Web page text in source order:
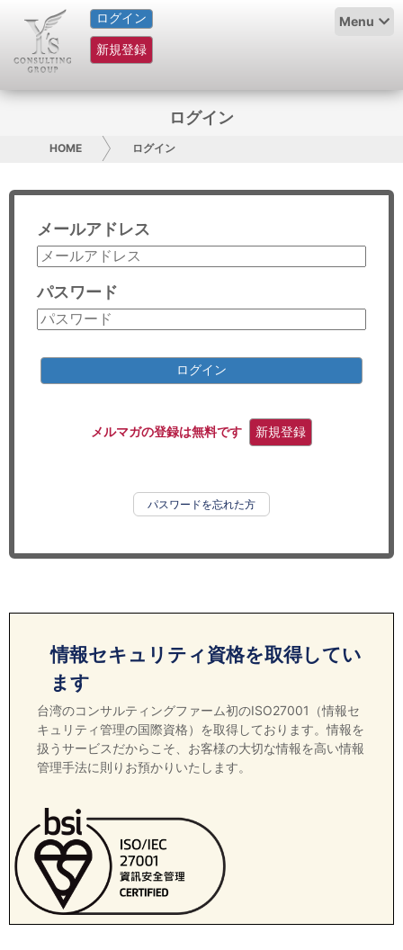
ログイン
新規登録
Menu
HOME
サービス紹介
グループ概要
採用情報
お問い合わせ
コンサルティング
リサーチ
ログイン
HOME ログイン
メールアドレス
パスワード
ログイン
メルマガの登録は無料です 新規登録
パスワードを忘れた方
情報セキュリティ資格を取得してい
ます
台湾のコンサルティングファーム初のISO27001（情報セ
キュリティ管理の国際資格）を取得しております。情報を
扱うサービスだからこそ、お客様の大切な情報を高い情報
管理手法に則りお預かりいたします。